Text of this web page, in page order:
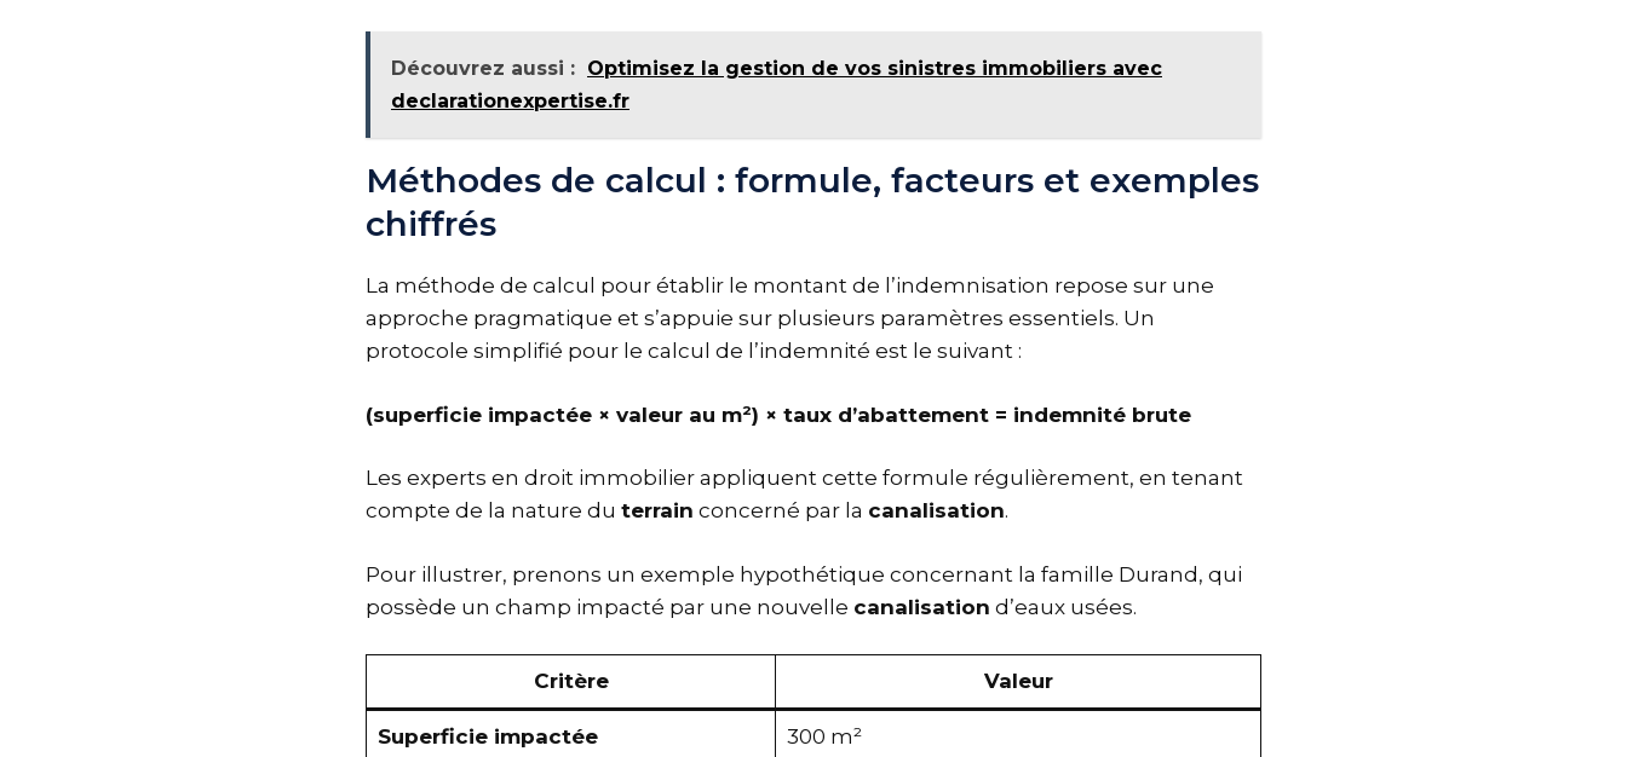
Découvrez aussi : Optimisez la gestion de vos sinistres immobiliers avec
declarationexpertise.fr
Méthodes de calcul : formule, facteurs et exemples
chiffrés
La méthode de calcul pour établir le montant de l’indemnisation repose sur une
approche pragmatique et s’appuie sur plusieurs paramètres essentiels. Un
protocole simplifié pour le calcul de l’indemnité est le suivant :
(superficie impactée × valeur au m²) × taux d’abattement = indemnité brute
Les experts en droit immobilier appliquent cette formule régulièrement, en tenant
compte de la nature du terrain concerné par la canalisation.
Pour illustrer, prenons un exemple hypothétique concernant la famille Durand, qui
possède un champ impacté par une nouvelle canalisation d’eaux usées.
Critère Valeur
Superficie impactée 300 m²